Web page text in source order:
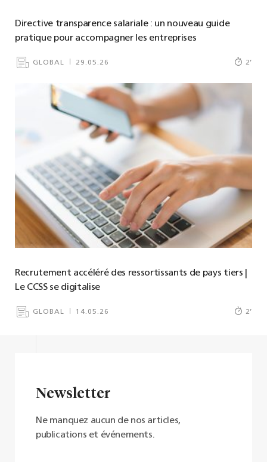
Directive transparence salariale : un nouveau guide
pratique pour accompagner les entreprises
GLOBAL 29.05.26 2’
Recrutement accéléré des ressortissants de pays tiers |
Le CCSS se digitalise
GLOBAL 14.05.26 2’
Newsletter
Ne manquez aucun de nos articles,
publications et événements.